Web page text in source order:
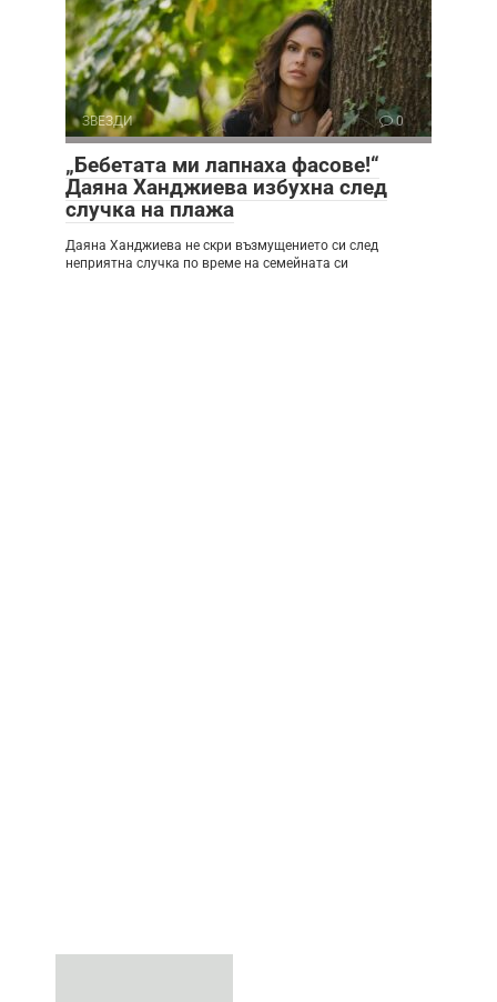
ЗВЕЗДИ 0
„Бебетата ми лапнаха фасове!“
Даяна Ханджиева избухна след
случка на плажа
Даяна Ханджиева не скри възмущението си след
неприятна случка по време на семейната си